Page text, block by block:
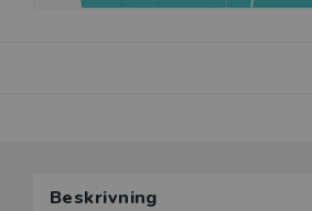
Beskrivning